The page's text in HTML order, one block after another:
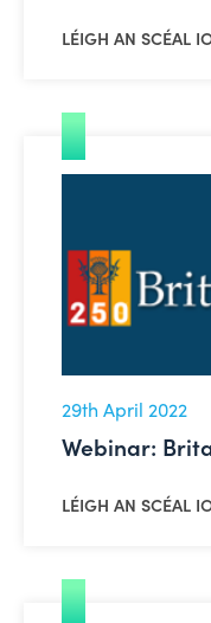
LÉIGH AN SCÉAL
29th April 2022
Webinar:
LÉIGH AN SCÉAL